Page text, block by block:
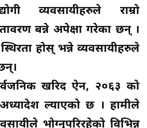
व्यवसायीहरुले राम्रो
बन्ने अपेक्षा गरेका छन् ।
होस् भन्ने व्यवसायीहरुले
खरिद ऐन, २०६३ को
ल्याएको छ । हामीले
भोग्नुपरिरहेको विभिन्न